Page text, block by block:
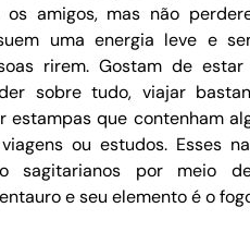
amigos, mas não
uma energia leve e
rirem. Gostam de estar
sobre tudo, viajar
estampas que contenham
ou estudos. Esses
sagitarianos por meio
e seu elemento é o